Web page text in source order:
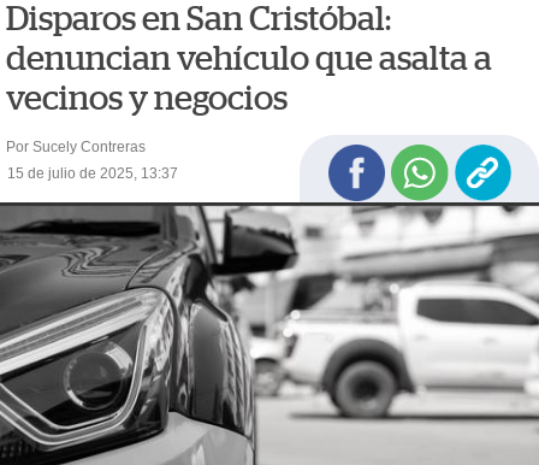
Disparos en San Cristóbal:
denuncian vehículo que asalta a
vecinos y negocios
Por Sucely Contreras
15 de julio de 2025, 13:37